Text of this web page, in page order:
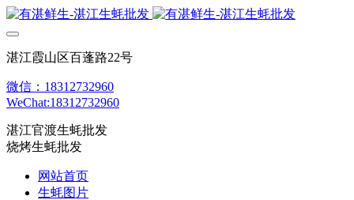
湛江霞山区百蓬路22号
微信：18312732960
WeChat:18312732960
湛江官渡生蚝批发
烧烤生蚝批发
网站首页
生蚝图片